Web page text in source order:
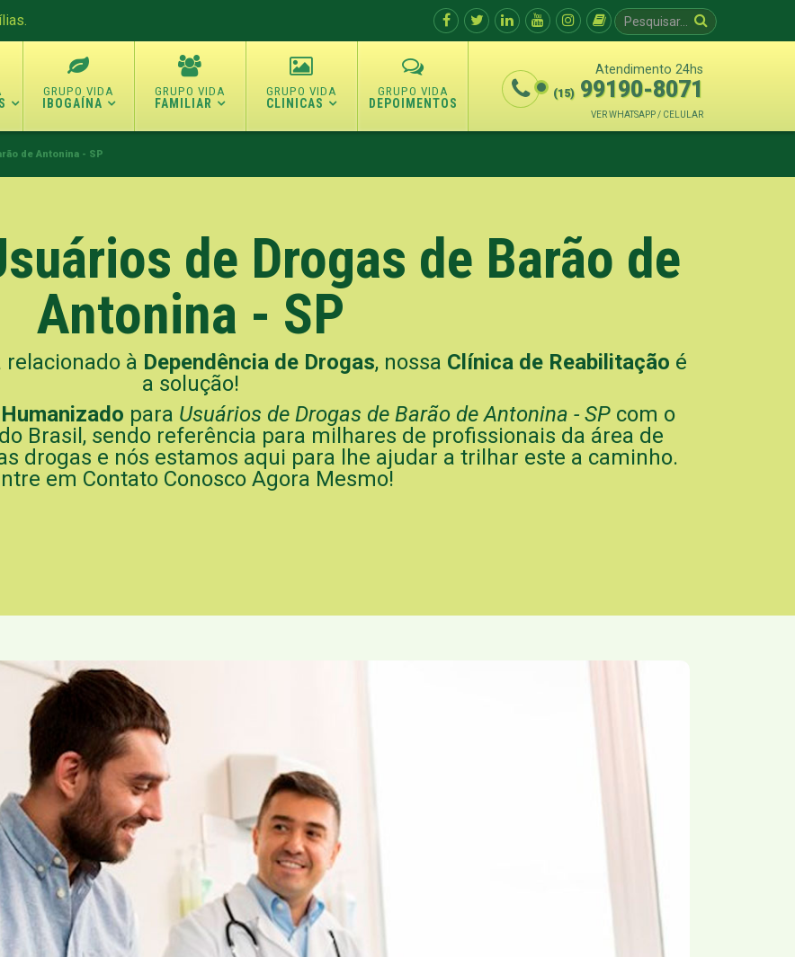
IBOGAÍNA FAMILIAR CLINICAS DEPOIMENTOS
Atendimento 24hs
(15) 99190-8071
VER WHATSAPP / CELULAR
de Antonina - SP
de Drogas de Barão de
Antonina - SP
relacionado à Dependência de Drogas, nossa Clínica de Reabilitação é
a solução!
para Usuários de Drogas de Barão de Antonina - SPcom o
Brasil, sendo referência para milhares de profissionais da área de
drogas e nós estamos aqui para lhe ajudar a trilhar este a caminho.
em Contato Conosco Agora Mesmo!